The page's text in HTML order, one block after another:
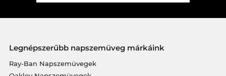
Legnépszerűbb napszemüveg márkáink
Ray-Ban Napszemüvegek